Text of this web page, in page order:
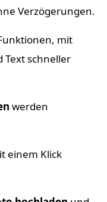
Verzögerungen.
mit
Text schneller
werden
einem Klick